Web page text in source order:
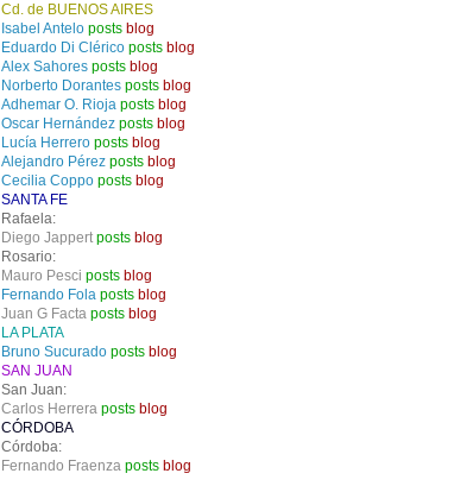
Cd. de BUENOS AIRES
Isabel Antelo posts blog
Eduardo Di Clérico posts blog
Alex Sahores posts blog
Norberto Dorantes posts blog
Adhemar O. Rioja posts blog
Oscar Hernández posts blog
Lucía Herrero posts blog
Alejandro Pérez posts blog
Cecilia Coppo posts blog
SANTA FE
Rafaela:
Diego Jappert posts blog
Rosario:
Mauro Pesci posts blog
Fernando Fola posts blog
Juan G Facta posts blog
LA PLATA
Bruno Sucurado posts blog
SAN JUAN
San Juan:
Carlos Herrera posts blog
CÓRDOBA
Córdoba:
Fernando Fraenza posts blog